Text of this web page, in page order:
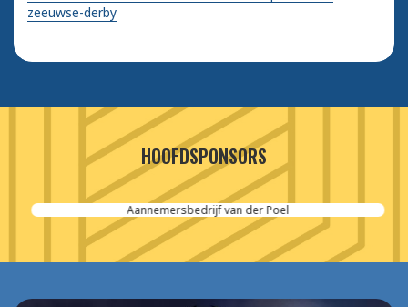
zeeuwse-derby
HOOFDSPONSORS
Aannemersbedrijf van der Poel